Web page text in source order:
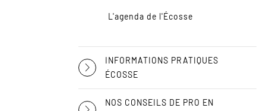
L'agenda de l'Écosse
INFORMATIONS PRATIQUES
ÉCOSSE
NOS CONSEILS DE PRO EN